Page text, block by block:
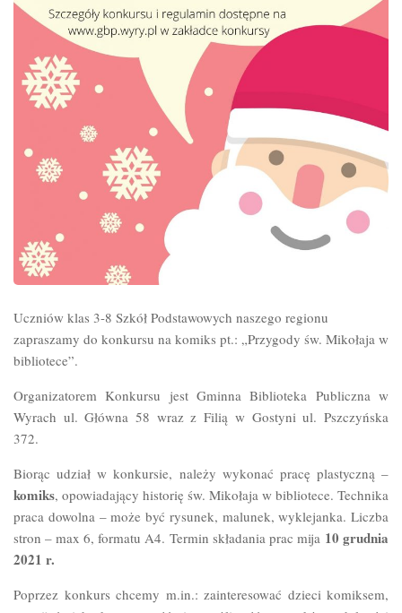
Uczniów klas 3-8 Szkół Podstawowych naszego regionu
zapraszamy do konkursu na komiks pt.: „Przygody św. Mikołaja w
bibliotece”.
Organizatorem Konkursu jest Gminna Biblioteka Publiczna w
Wyrach ul. Główna 58 wraz z Filią w Gostyni ul. Pszczyńska
372.
Biorąc udział w konkursie, należy wykonać pracę plastyczną –
komiks, opowiadający historię św. Mikołaja w bibliotece. Technika
praca dowolna – może być rysunek, malunek, wyklejanka. Liczba
stron – max 6, formatu A4. Termin składania prac mija 10 grudnia
2021 r.
Poprzez konkurs chcemy m.in.: zainteresować dzieci komiksem,